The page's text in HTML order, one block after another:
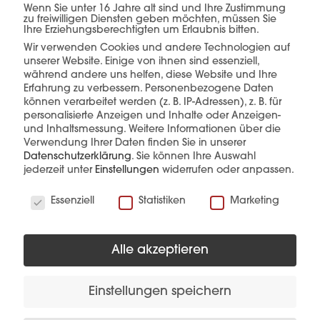
einer Hand.
mehr erfahren
Diese Produkte könnten Sie auch
Wenn Sie unter 16 Jahre alt sind und Ihre Zustimmung
zu freiwilligen Diensten geben möchten, müssen Sie
Ihre Erziehungsberechtigten um Erlaubnis bitten.
Wir verwenden Cookies und andere Technologien auf
unserer Website. Einige von ihnen sind essenziell,
während andere uns helfen, diese Website und Ihre
Erfahrung zu verbessern. Personenbezogene Daten
können verarbeitet werden (z. B. IP-Adressen), z. B. für
personalisierte Anzeigen und Inhalte oder Anzeigen-
und Inhaltsmessung. Weitere Informationen über die
Verwendung Ihrer Daten finden Sie in unserer
Datenschutzerklärung. Sie können Ihre Auswahl
jederzeit unter Einstellungen widerrufen oder anpassen.
Essenziell
Statistiken Marketing
Alle akzeptieren
Einstellungen speichern